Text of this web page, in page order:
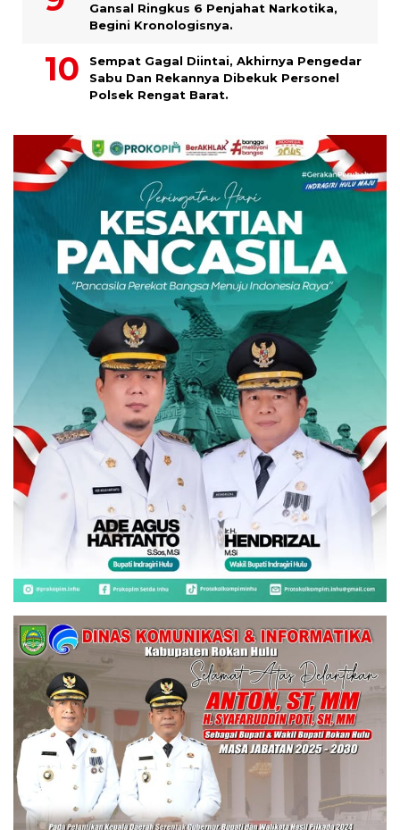
Gansal Ringkus 6 Penjahat Narkotika,
Begini Kronologisnya.
Sempat Gagal Diintai, Akhirnya Pengedar
Sabu Dan Rekannya Dibekuk Personel
Polsek Rengat Barat.